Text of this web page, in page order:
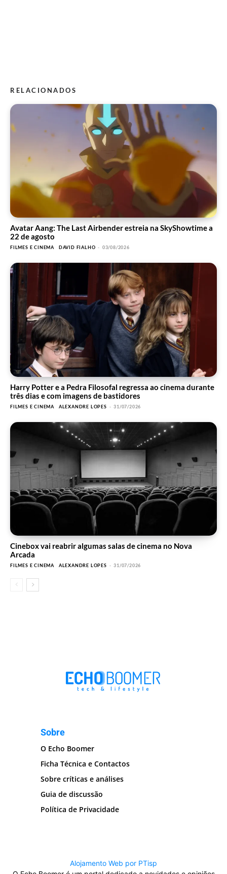
RELACIONADOS
Avatar Aang: The Last Airbender estreia na SkyShowtime a
22 de agosto
FILMES E CINEMA DAVID FIALHO - 03/08/2026
Harry Potter e a Pedra Filosofal regressa ao cinema durante
três dias e com imagens de bastidores
FILMES E CINEMA ALEXANDRE LOPES - 31/07/2026
Cinebox vai reabrir algumas salas de cinema no Nova
Arcada
FILMES E CINEMA ALEXANDRE LOPES - 31/07/2026
Sobre
O Echo Boomer
Ficha Técnica e Contactos
Sobre críticas e análises
Guia de discussão
Política de Privacidade
Alojamento Web por PTisp